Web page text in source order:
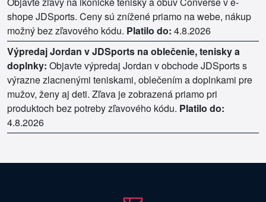
shope JDSports. Ceny sú znížené priamo na webe, nákup
možný bez zľavového kódu. Platilo do: 4.8.2026
Výpredaj Jordan v JDSports na oblečenie, tenisky a
doplnky: Objavte výpredaj Jordan v obchode JDSports s
výrazne zlacnenými teniskami, oblečením a doplnkami pre
mužov, ženy aj deti. Zľava je zobrazená priamo pri
produktoch bez potreby zľavového kódu. Platilo do:
4.8.2026